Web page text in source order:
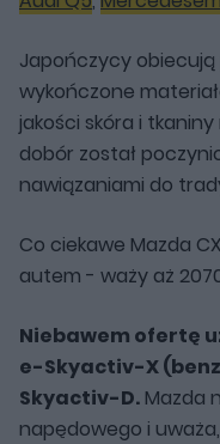
Japończycy
wykończone
jakości skóra i
dobór został
nawiązaniami do
Co ciekawe Mazda
autem - waży aż
Niebawem ofertę
e-Skyactiv-X
Skyactiv-D. Mazda
napędowego i